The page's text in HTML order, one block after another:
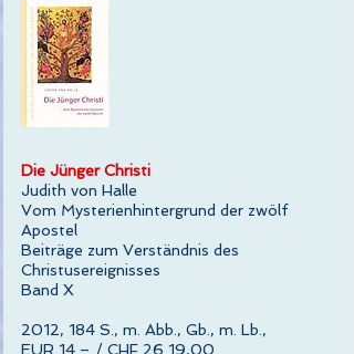
Die Jünger Christi
Judith von Halle
Vom Mysterienhintergrund der zwölf
Apostel
Beiträge zum Verständnis des
Christusereignisses
Band X
2012, 184 S., m. Abb., Gb., m. Lb.,
EUR 14.– / CHF 26 19,00